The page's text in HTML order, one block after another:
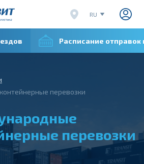
RU
EN
CN
Расписание
перевозки
перевозки